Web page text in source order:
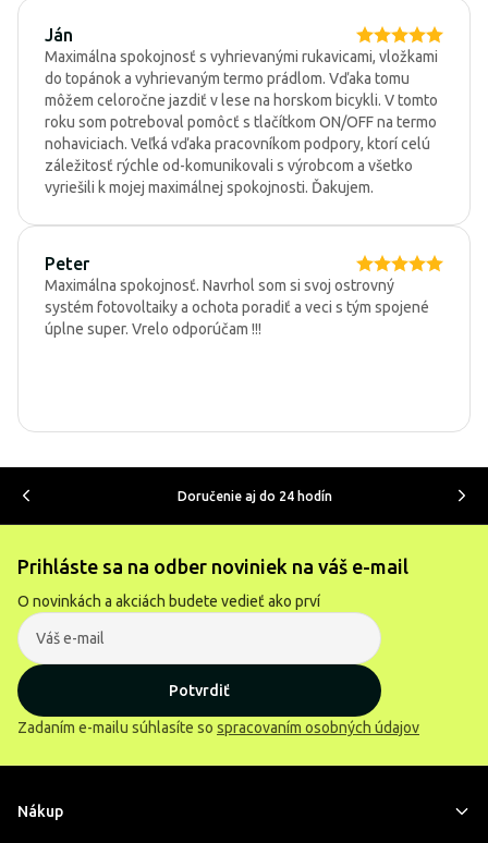
Ján
Maximálna spokojnosť s vyhrievanými rukavicami, vložkami
do topánok a vyhrievaným termo prádlom. Vďaka tomu
môžem celoročne jazdiť v lese na horskom bicykli. V tomto
roku som potreboval pomôcť s tlačítkom ON/OFF na termo
nohaviciach. Veľká vďaka pracovníkom podpory, ktorí celú
záležitosť rýchle od-komunikovali s výrobcom a všetko
vyriešili k mojej maximálnej spokojnosti. Ďakujem.
Peter
Maximálna spokojnosť. Navrhol som si svoj ostrovný
systém fotovoltaiky a ochota poradiť a veci s tým spojené
úplne super. Vrelo odporúčam !!!
Doručenie aj do 24 hodín
Prihláste sa na odber noviniek na váš e-mail
O novinkách a akciách budete vedieť ako prví
Potvrdiť
Zadaním e-mailu súhlasíte so spracovaním osobných údajov
Nákup